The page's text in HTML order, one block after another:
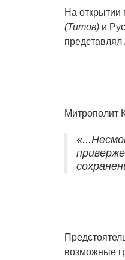
На открытии
(Титов) и
представлял
Митрополит
возможные